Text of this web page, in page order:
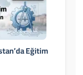
Eğitim